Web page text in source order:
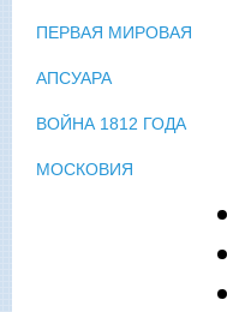
ПЕРВАЯ МИРОВАЯ
АПСУАРА
ВОЙНА 1812 ГОДА
МОСКОВИЯ